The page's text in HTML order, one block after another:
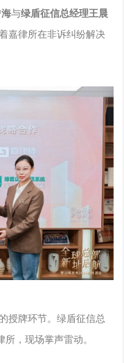
与绿盾征信总经理王晨
嘉律所在非诉纠纷解决
授牌环节。绿盾征信总
，现场掌声雷动。